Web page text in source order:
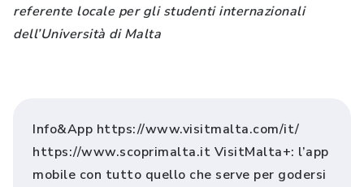
referente locale per gli studenti internazionali
dell’Università di Malta
Info&App https://www.visitmalta.com/it/
https://www.scoprimalta.it VisitMalta+: l’app
mobile con tutto quello che serve per godersi